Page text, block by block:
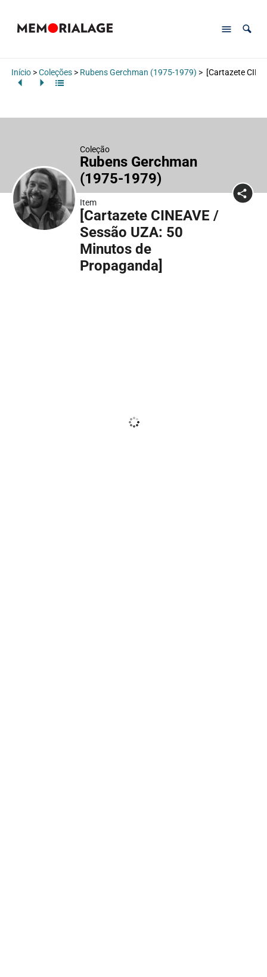
Início>Coleções> Rubens Gerchman (1975-1979) > [Cartazete
Coleção
Rubens Gerchman
(1975-1979)
Item
[Cartazete CINEAVE /
Sessão UZA: 50
Minutos de
Propaganda]